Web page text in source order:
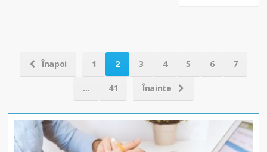
Înapoi 1 2 3 4 5 6 7
... 41 Înainte